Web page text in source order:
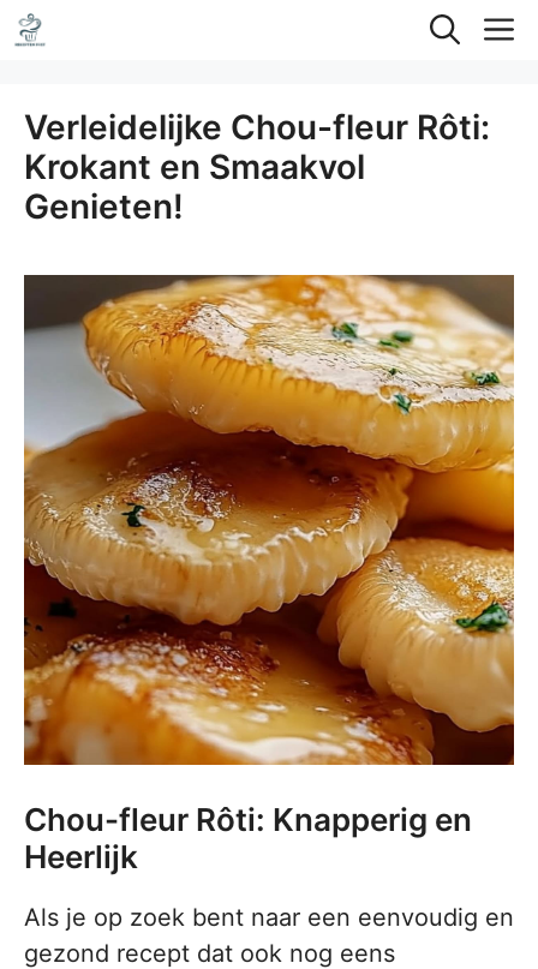
Ga
naar
inhoud
Verleidelijke Chou-fleur Rôti:
Krokant en Smaakvol
Genieten!
Chou-fleur Rôti: Knapperig en
Heerlijk
Als je op zoek bent naar een eenvoudig en
gezond recept dat ook nog eens